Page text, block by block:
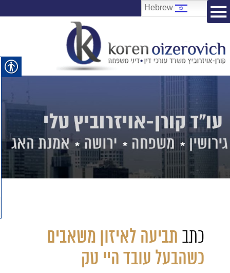
כתב תביעה לאיזון משאבים
כשהבעל עובד היי טק